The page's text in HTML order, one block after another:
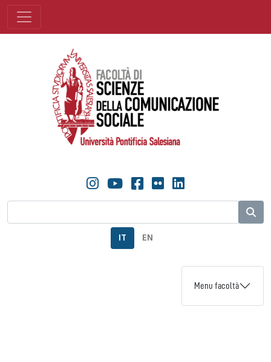
IT EN
Menu facoltà